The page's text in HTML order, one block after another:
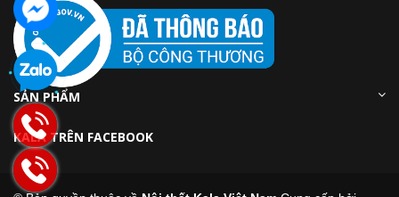
SẢN PHẨM
KALA TRÊN FACEBOOK